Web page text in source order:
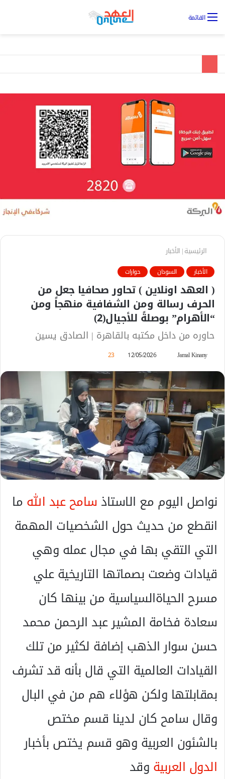
القائمة
الرئيسية| الأخبار
الأخبار السودان حوارات
( العهد اونلاين ) تحاور صحافيا جعل من
الحرف رسالة ومن الشفافية منهجاً ومن
“الأهرام” بوصلةً للأجيال(2)
حاوره من داخل مكتبه بالقاهرة | الصادق يسين
Jamal Kinany
س
ل
ب
ر
ي
د
ا
إ
ل
ت
ر
ن
ي
ا
12/05/2026
23
نواصل اليوم مع الاستاذ سامح عبد اللهما
انقطع من حديث حول الشخصيات المهمة
التي التقي بها في مجال عمله وهي
قيادات وضعت بصماتها التاريخية علي
مسرح الحياةالسياسية من بينها كان
سعادة فخامة المشير عبد الرحمن محمد
حسن سوار الذهب إضافة لكثير من تلك
القيادات العالمية التي قال بأنه قد تشرف
بمقابلتها ولكن هؤلاء هم من في البال
وقال سامح كان لدينا قسم مختص
بالشئون العربية وهو قسم يختص بأخبار
الدول العربيةوقد